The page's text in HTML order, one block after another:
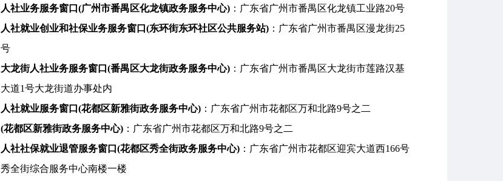
人社业务服务窗口(广州市番禺区化龙镇政务服务中心) ：广东省广州市番禺区化龙镇工业路20号
人社就业创业和社保业务服务窗口(东环街东环社区公共服务站) ：广东省广州市番禺区漫龙街25
号
大龙街人社业务服务窗口(番禺区大龙街政务服务中心) ：广东省广州市番禺区大龙街市莲路汉基
大道1号大龙街道办事处内
人社就业服务窗口(花都区新雅街政务服务中心) ：广东省广州市花都区万和北路9号之二
(花都区新雅街政务服务中心) ：广东省广州市花都区万和北路9号之二
人社社保就业退管服务窗口(花都区秀全街政务服务中心) ：广东省广州市花都区迎宾大道西166号
秀全街综合服务中心南楼一楼